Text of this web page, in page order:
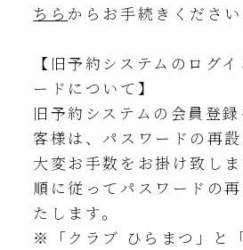
ちら からお手続きください
【旧予約システムのログ
ードについて】
旧予約システムの会員登
客様は、パスワードの再設
⼤変お⼿数をお掛け致し
順に従ってパスワードの
たします。
※「クラブ ひらまつ」と